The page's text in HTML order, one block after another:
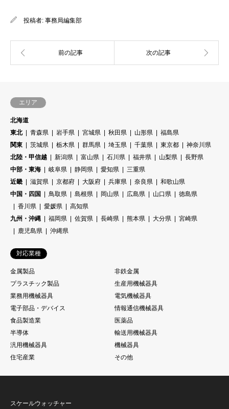
投稿者: 事務局編集部
エリア
北海道
東北
青森県 岩手県 宮城県 秋田県 山形県
福島県
関東
茨城県 栃木県 群馬県 埼玉県 千葉県 東京都
神奈川県
北陸・甲信越
新潟県 富山県 石川県 福井県 山梨県
長野県
中部・東海
岐阜県 静岡県 愛知県
三重県
近畿
滋賀県 京都府 大阪府 兵庫県 奈良県
和歌山県
中国・四国
鳥取県 島根県 岡山県 広島県 山口県
徳島県
香川県
愛媛県
高知県
九州・沖縄
福岡県 佐賀県 長崎県 熊本県 大分県
宮崎県
鹿児島県
沖縄県
対応業種
金属製品
非鉄金属
プラスチック製品
生産用機械器具
業務用機械器具
電気機械器具
電子部品・デバイス
情報通信機械器具
食品製造業
医薬品
半導体
輸送用機械器具
汎用機械器具
機械器具
住宅産業
その他
スケールウォッチャー